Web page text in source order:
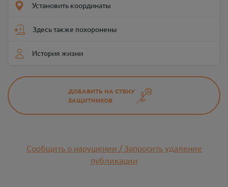
Установить координаты
Здесь также похоронены
История жизни
ДОБАВИТЬ НА СТЕНУ
ЗАЩИТНИКОВ
Сообщить о нарушении / Запросить удаление
публикации